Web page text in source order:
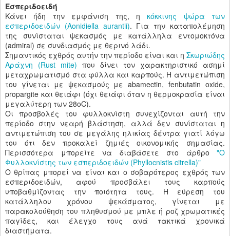
Εσπεριδοειδή
Κάνει ήδη την εμφάνιση της, ηκόκκινης ψώρα των
εσπεριδοειδών (Aonidiella aurantii). Για την καταπολέμηση
της συνίσταται ψεκασμός με κατάλληλα εντομοκτόνα
(admiral) σε συνδιασμός με θερινό λάδι.
Σημαντικός εχθρός αυτήν την περίοδο είναι και η Σκωριώδης
Αράχνη (Rust mite) που δίνει τον χαρακτηριστικό ασημί
μεταχρωματισμό στα φύλλα και καρπούς. Η αντιμετώπιση
του γίνεται με ψεκασμούς με abamectin, fenbutatin oxide,
propargite και θειάφι (όχι θειάφι όταν η θερμοκρασία είναι
μεγαλύτερη των 28oC).
Οι προσβολές του φυλλοκνίστη συνεχίζονται αυτή την
περίοδο στην νεαρή βλάστηση, αλλά δεν συνίσταται η
αντιμετώπιση του σε μεγάλης ηλικίας δέντρα γιατί λόγω
του ότι δεν προκαλεί ζημιές οικονομικής σημασίας.
Περισσότερα μπορείτε να διαβάσετε στο άρθρο "Ο
Φυλλοκνίστης των εσπεριδοειδών (Phyllocnistis citrella)"
Ο θρίπας μπορεί να είναι και ο σοβαρότερος εχθρός των
εσπεριδοειδών, αφού προσβάλει τους καρπούς
υποβαθμίζοντας την ποιότητα τους. Η εύρεση του
κατάλληλου χρόνου ψεκάσματος, γίνεται με
παρακολούθηση του πληθυσμού με μπλε ή ροζ χρωματικές
παγίδες, και έλεγχο τους ανά τακτικά χρονικά
διαστήματα.